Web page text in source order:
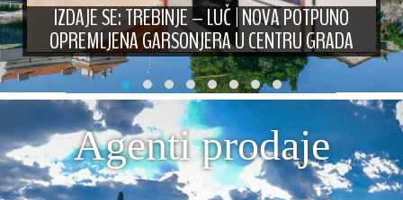
IZDAJE SE: TREBINJE – LUČ | NOVA POTPUNO
OPREMLJENA GARSONJERA U CENTRU GRADA
Agenti prodaje